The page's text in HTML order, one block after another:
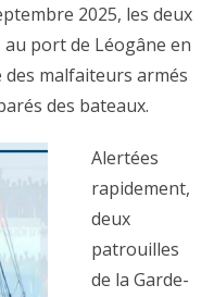
2025, les deux
port de Léogâne en
malfaiteurs armés
des bateaux.
Alertées
rapidement,
deux
patrouilles
de la Garde-